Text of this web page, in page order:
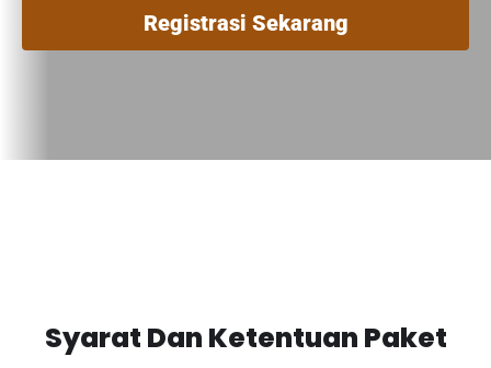
Registrasi Sekarang
Syarat Dan Ketentuan Paket